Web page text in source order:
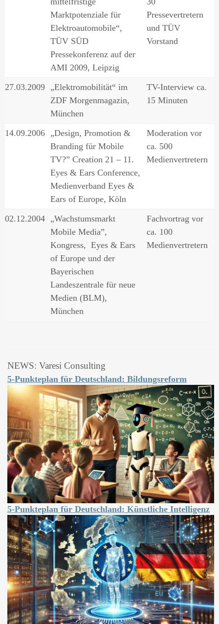
Marktpotenziale für
Elektroautomobile“,
TÜV SÜD
Pressekonferenz auf der
AMI 2009, Leipzig
Pressevertretern
und TÜV
Vorstand
27.03.2009 „Elektromobilität“ im
ZDF Morgenmagazin,
München
TV-Interview ca.
15 Minuten
14.09.2006 „Design, Promotion &
Branding für Mobile
TV?” Creation 21 – 11.
Eyes & Ears Conference,
Medienverband Eyes &
Ears of Europe, Köln
Moderation vor
ca. 500
Medienvertretern
02.12.2004 „Wachstumsmarkt
Mobile Media”,
Kongress, Eyes & Ears
of Europe und der
Bayerischen
Landeszentrale für neue
Medien (BLM),
München
Fachvortrag vor
ca. 100
Medienvertretern
NEWS: Varesi Consulting
5-Punkteplan für Deutschland: Bildungsreform
5-Punkteplan für Deutschland: Künstliche Intelligenz